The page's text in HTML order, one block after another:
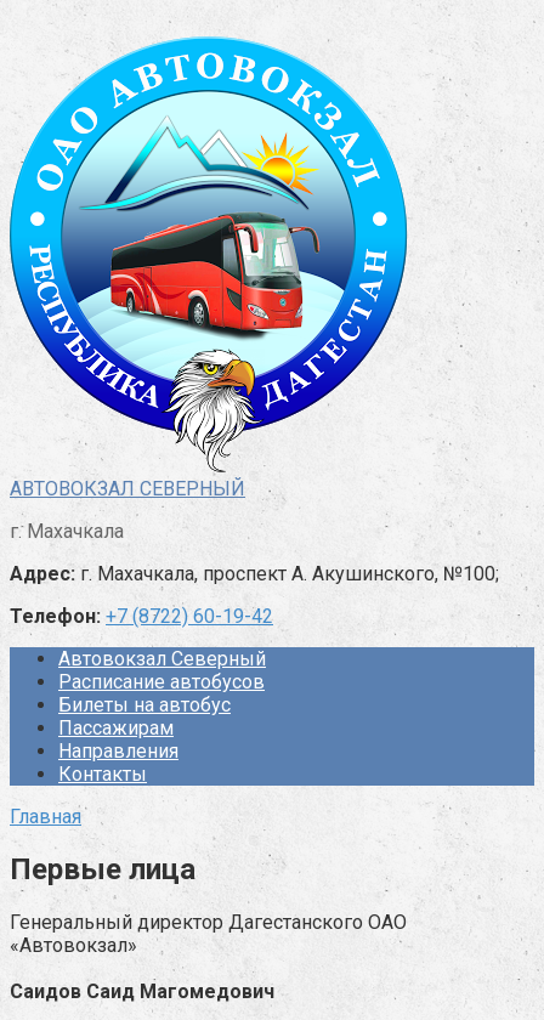
Перейти
АВТОВОКЗАЛ СЕВЕРНЫЙ
г. Махачкала
Адрес: г. Махачкала, проспект А. Акушинского, №100;
Телефон: +7 (8722) 60-19-42
Автовокзал Северный
Расписание автобусов
Билеты на автобус
Пассажирам
Направления
Контакты
Главная
Первые лица
Генеральный директор Дагестанского ОАО
«Автовокзал»
Саидов Саид Магомедович